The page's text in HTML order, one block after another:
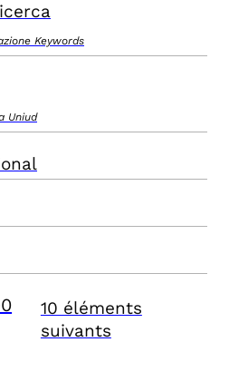
Keywords
Uniud
10 éléments
suivants